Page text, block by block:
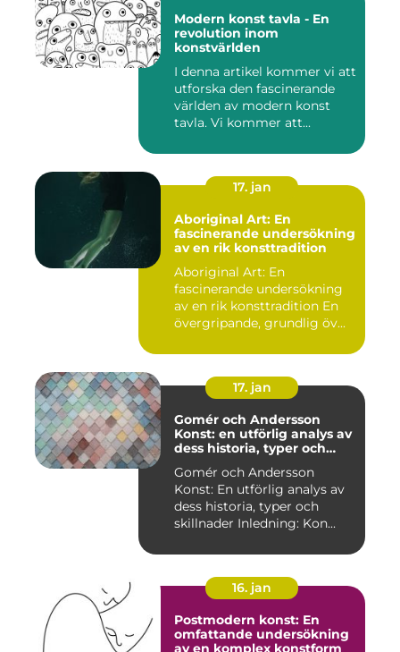
Modern konst tavla - En
revolution inom
konstvärlden
I denna artikel kommer vi att
utforska den fascinerande
världen av modern konst
tavla. Vi kommer att...
17. jan
Aboriginal Art: En
fascinerande undersökning
av en rik konsttradition
Aboriginal Art: En
fascinerande undersökning
av en rik konsttradition En
övergripande, grundlig öv...
17. jan
Gomér och Andersson
Konst: en utförlig analys av
dess historia, typer och
Gomér och Andersson
Konst: En utförlig analys av
dess historia, typer och
skillnader Inledning: Kon...
16. jan
Postmodern konst: En
omfattande undersökning
av en komplex konstform